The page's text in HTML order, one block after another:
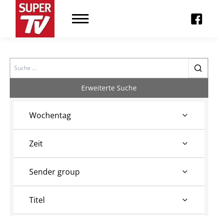
Search
Erweiterte Suche
Wochentag
Zeit
Sender group
Titel